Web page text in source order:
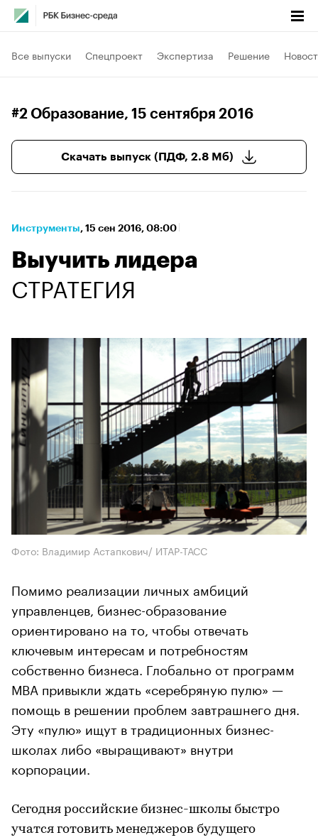
Все выпуски Спецпроект Экспертиза Решение
#2 Образование, 15 сентября 2016
Скачать выпуск (ПДФ, 2.8 Мб)
Инструменты⁠, 15 сен 2016, 08:00
Выучить лидера
СТРАТЕГИЯ
Фото: Владимир Астапкович/ ИТАР-ТАСС
Помимо реализации личных амбиций
управленцев, бизнес-образование
ориентировано на то, чтобы отвечать
ключевым интересам и потребностям
собственно бизнеса. Глобально от программ
МВА привыкли ждать «серебряную пулю» —
помощь в решении проблем завтрашнего дня.
Эту «пулю» ищут в традиционных бизнес-
школах либо «выращивают» внутри
корпорации.
Сегодня российские бизнес-школы быстро
учатся готовить менеджеров будущего